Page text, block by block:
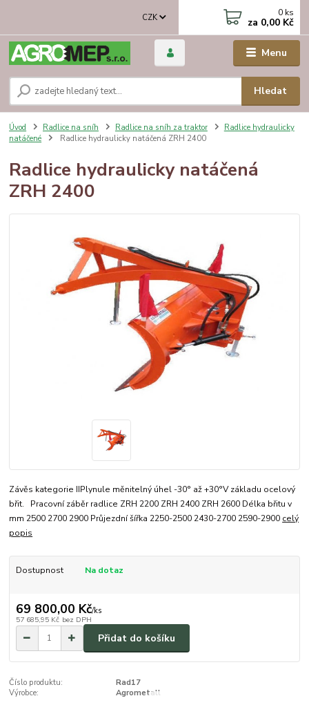
Menu
CZK
Hledat
0 ks
za 0,00 Kč
Úvod Radlice na sníh Radlice na sníh za traktor
Radlice hydraulicky
natáčené
Radlice hydraulicky natáčená ZRH 2400
Radlice hydraulicky natáčená
ZRH 2400
Závěs kategorie IIPlynule měnitelný úhel -30° až +30°V základu ocelový
břit. Pracovní záběr radlice ZRH 2200 ZRH 2400 ZRH 2600 Délka břitu v
mm 2500 2700 2900 Průjezdní šířka 2250-2500 2430-2700 2590-2900 celý
popis
Dostupnost Na dotaz
69 800,00 Kč/ks
57 685,95 Kč bez DPH
Přidat do košíku
Číslo produktu:
Rad17
Výrobce:
Agrometall